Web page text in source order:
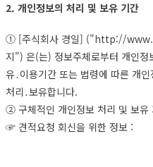
2. 개인정보의 처리 및 보유 기간
① [주식회사 경일] ("http://
지") 은(는) 정보주체로부터 개인
유․이용기간 또는 법령에 따른 개
처리․보유합니다.
② 구체적인 개인정보 처리 및 보유
☞ 견적요청 회신을 위한 정보 :